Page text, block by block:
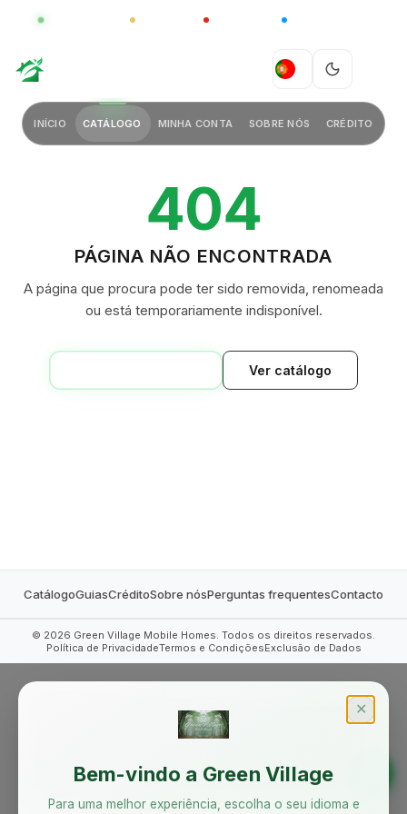
GLOBAL CHINA
PT
INÍCIO CATÁLOGO MINHA CONTA SOBRE NÓS CRÉDITO
404
PÁGINA NÃO ENCONTRADA
A página que procura pode ter sido removida, renomeada
ou está temporariamente indisponível.
Ver catálogo
CatálogoGuiasCréditoSobre nósPerguntas frequentesContacto
© 2026 Green Village Mobile Homes. Todos os direitos reservados.
Política de PrivacidadeTermos e CondiçõesExclusão de Dados
✕
Bem-vindo a Green Village
Para uma melhor experiência, escolha o seu idioma e